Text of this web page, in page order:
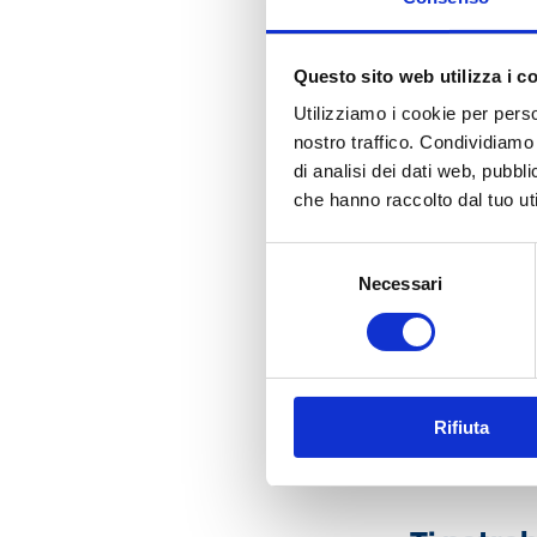
Questo sito web utilizza i
Utilizziamo i cookie per
nostro traffico.
di analisi dei dati web,
che hanno raccolto dal tuo
Necessari
Rifiuta
fornisce
previsioni
opportunità di
Il rapporto si
le politiche delle
Il report demo
Per ogni
Documenti